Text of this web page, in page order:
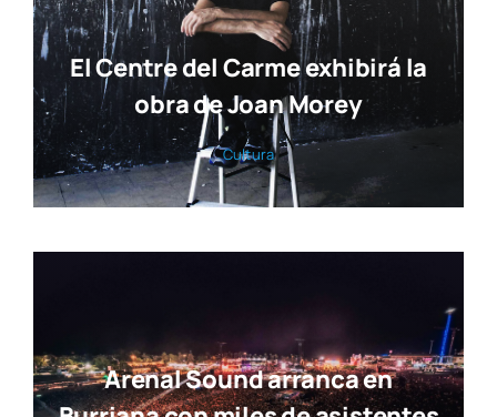
El Centre del Carme exhibirá la
obra de Joan Morey
Cul­tu­ra
Arenal Sound arranca en